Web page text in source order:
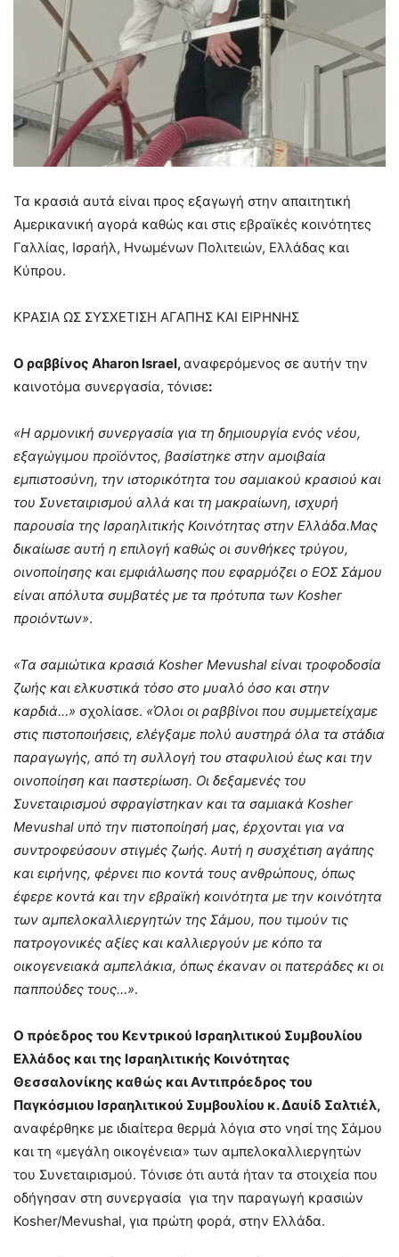
Τα κρασιά αυτά είναι προς εξαγωγή στην απαιτητική
Αμερικανική αγορά καθώς και στις εβραϊκές κοινότητες
Γαλλίας, Ισραήλ, Ηνωμένων Πολιτειών, Ελλάδας και
Κύπρου.
ΚΡΑΣΙΑ ΩΣ ΣΥΣΧΕΤΙΣΗ ΑΓΑΠΗΣ ΚΑΙ ΕΙΡΗΝΗΣ
Ο ραββίνος Aharon Israel,αναφερόμενος σε αυτήν την
καινοτόμα συνεργασία, τόνισε:
«Η αρμονική συνεργασία για τη δημιουργία ενός νέου,
εξαγώγιμου προϊόντος, βασίστηκε στην αμοιβαία
εμπιστοσύνη, την ιστορικότητα του σαμιακού κρασιού και
του Συνεταιρισμού αλλά και τη μακραίωνη, ισχυρή
παρουσία της Ισραηλιτικής Κοινότητας στην Ελλάδα.Μας
δικαίωσε αυτή η επιλογή καθώς οι συνθήκες τρύγου,
οινοποίησης και εμφιάλωσης που εφαρμόζει ο ΕΟΣ Σάμου
είναι απόλυτα συμβατές με τα πρότυπα των Kosher
προιόντων».
«Τα σαμιώτικα κρασιά Kosher Mevushal είναι τροφοδοσία
ζωής και ελκυστικά τόσο στο μυαλό όσο και στην
καρδιά…» σχολίασε. «Όλοι οι ραββίνοι που συμμετείχαμε
στις πιστοποιήσεις, ελέγξαμε πολύ αυστηρά όλα τα στάδια
παραγωγής, από τη συλλογή του σταφυλιού έως και την
οινοποίηση και παστερίωση. Οι δεξαμενές του
Συνεταιρισμού σφραγίστηκαν και τα σαμιακά Κosher
Mevushal υπό την πιστοποίησή μας, έρχονται για να
συντροφεύσουν στιγμές ζωής. Αυτή η συσχέτιση αγάπης
και ειρήνης, φέρνει πιο κοντά τους ανθρώπους, όπως
έφερε κοντά και την εβραϊκή κοινότητα με την κοινότητα
των αμπελοκαλλιεργητών της Σάμου, που τιμούν τις
πατρογονικές αξίες και καλλιεργούν με κόπο τα
οικογενειακά αμπελάκια, όπως έκαναν οι πατεράδες κι οι
παππούδες τους…».
Ο πρόεδρος του Κεντρικού Ισραηλιτικού Συμβουλίου
Ελλάδος και της Ισραηλιτικής Κοινότητας
Θεσσαλονίκης καθώς και Αντιπρόεδρος του
Παγκόσμιου Ισραηλιτικού Συμβουλίου κ. Δαυίδ Σαλτιέλ,
αναφέρθηκε με ιδιαίτερα θερμά λόγια στο νησί της Σάμου
και τη «μεγάλη οικογένεια» των αμπελοκαλλιεργητών
του Συνεταιρισμού. Τόνισε ότι αυτά ήταν τα στοιχεία που
οδήγησαν στη συνεργασία για την παραγωγή κρασιών
Kosher/Mevushal, για πρώτη φορά, στην Ελλάδα.